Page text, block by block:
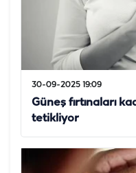
30-09-2025 19:09
Güneş fırtınaları
tetikliyor